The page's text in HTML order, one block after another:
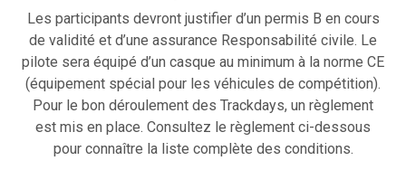
Les participants devront justifier d’un permis B en cours
de validité et d’une assurance Responsabilité civile. Le
pilote sera équipé d’un casque au minimum à la norme CE
(équipement spécial pour les véhicules de compétition).
Pour le bon déroulement des Trackdays, un règlement
est mis en place. Consultez le règlement ci-dessous
pour connaître la liste complète des conditions.